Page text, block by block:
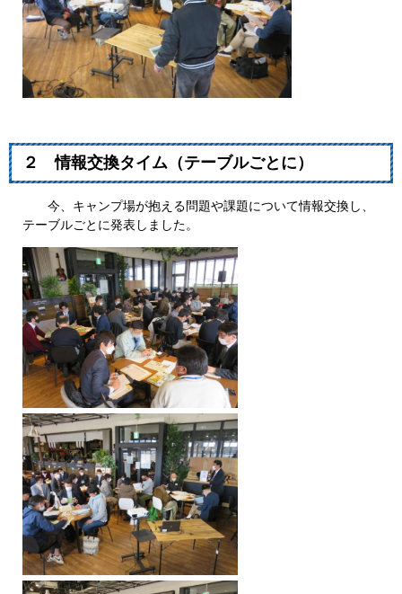
２ 情報交換タイム（テーブルごとに）
今、キャンプ場が抱える問題や課題について情報交換し、
テーブルごとに発表しました。